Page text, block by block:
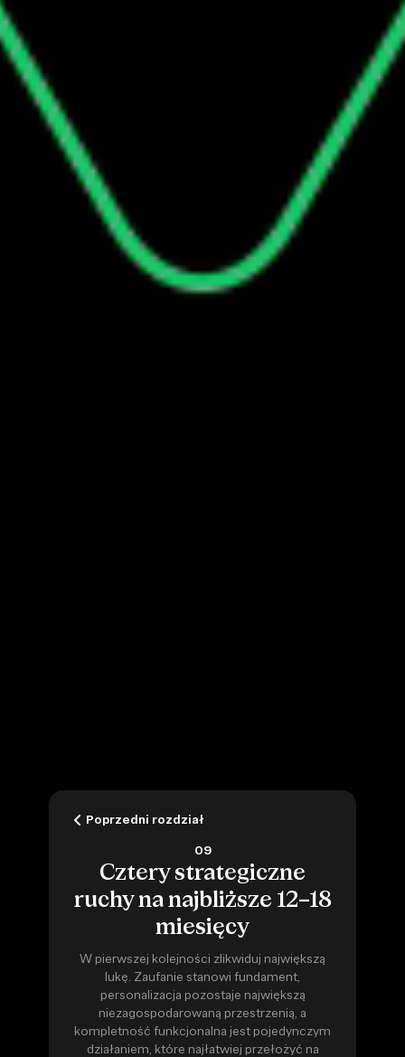
Poprzedni rozdział
09
Cztery strategiczne
ruchy na najbliższe 12–18
miesięcy
W pierwszej kolejności zlikwiduj największą
lukę. Zaufanie stanowi fundament,
personalizacja pozostaje największą
niezagospodarowaną przestrzenią, a
kompletność funkcjonalna jest pojedynczym
działaniem, które najłatwiej przełożyć na